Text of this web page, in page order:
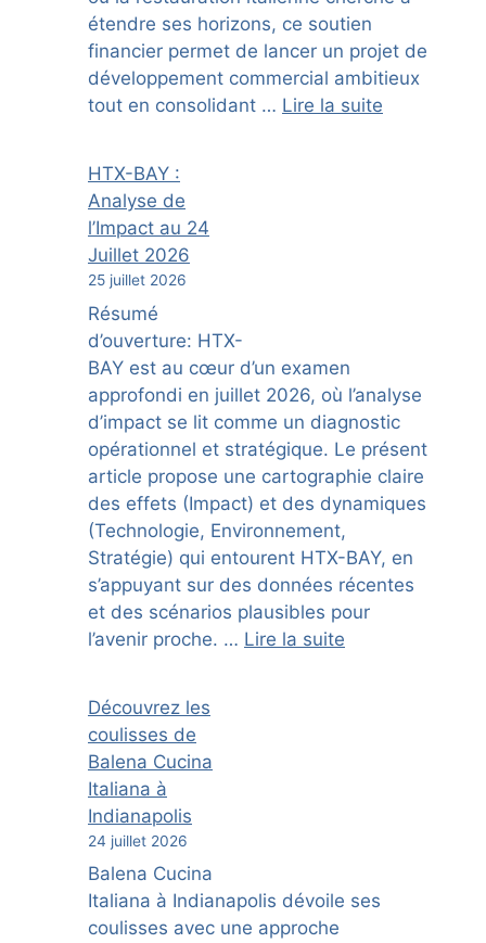
étendre ses horizons, ce soutien
financier permet de lancer un projet de
développement commercial ambitieux
tout en consolidant … Lire la suite
HTX-BAY :
Analyse de
l’Impact au 24
Juillet 2026
25 juillet 2026
Résumé
d’ouverture: HTX-
BAY est au cœur d’un examen
approfondi en juillet 2026, où l’analyse
d’impact se lit comme un diagnostic
opérationnel et stratégique. Le présent
article propose une cartographie claire
des effets (Impact) et des dynamiques
(Technologie, Environnement,
Stratégie) qui entourent HTX-BAY, en
s’appuyant sur des données récentes
et des scénarios plausibles pour
l’avenir proche. … Lire la suite
Découvrez les
coulisses de
Balena Cucina
Italiana à
Indianapolis
24 juillet 2026
Balena Cucina
Italiana à Indianapolis dévoile ses
coulisses avec une approche